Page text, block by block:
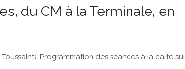
du CM à la Terminale, en
Programmation des séances à la carte